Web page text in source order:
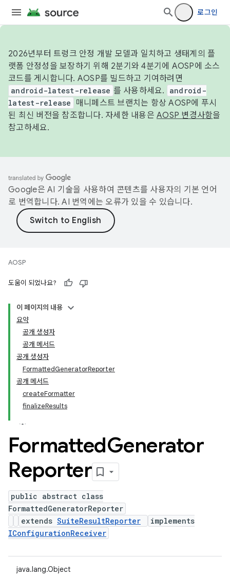
로그인
2026년부터 트렁크 안정 개발 모델과 일치하고 생태계의 플
랫폼 안정성을 보장하기 위해 2분기와 4분기에 AOSP에 소스
코드를 게시합니다. AOSP를 빌드하고 기여하려면
android-latest-release 를 사용하세요.
android-
latest-release
매니페스트 브랜치는 항상 AOSP에 푸시
된 최신 버전을 참조합니다. 자세한 내용은 AOSP 변경사항을
참고하세요.
Google은 AI 기술을 사용하여 콘텐츠를 사용자의 기본 언어
로 번역합니다. AI 번역에는 오류가 있을 수 있습니다.
AOSP
도움이 되었나요?
이 페이지의 내용
요약
공개 생성자
공개 메서드
공개 생성자
FormattedGeneratorReporter
공개 메서드
createFormatter
finalizeResults
FormattedGenerator
Reporter
public abstract class
FormattedGeneratorReporter
extends SuiteResultReporter
implements
IConfigurationReceiver
java.lang.Object